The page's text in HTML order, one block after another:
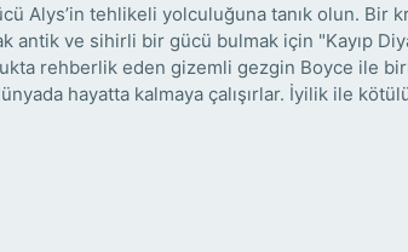
Alys’in tehlikeli yolculuğuna tanık olun. Bir
antik ve sihirli bir gücü bulmak için "Kayıp
rehberlik eden gizemli gezgin Boyce ile
hayatta kalmaya çalışırlar. İyilik ile